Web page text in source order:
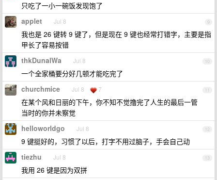
只吃了一小一碗饭发现饱了
9
applet Jul 8
我也是 26 键转 9 键了，但是现在 9 键也经常打错字，主要是指
甲长了容易按错
10
thkDunalWa Jul 8
一个全家桶要分好几顿才能吃完了
11
churchmice Jul 8 7
在某个风和日丽的下午，你不知不觉撸完了人生的最后一管
当时的你并未察觉
12
helloworldgo Jul 8
9 键挺好的，习惯了以后，打字不用过脑子，手会自己动
13
tiezhu Jul 8
我用 26 键是因为双拼